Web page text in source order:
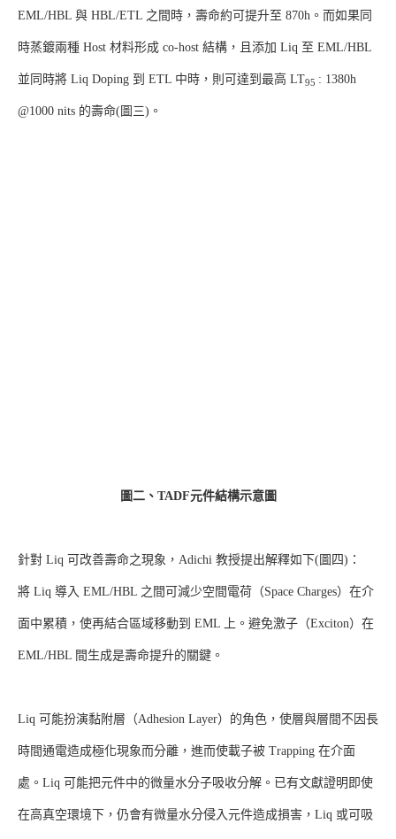
EML/HBL 與 HBL/ETL 之間時，壽命約可提升至 870h。而如果同
時蒸鍍兩種 Host 材料形成 co-host 結構，且添加 Liq 至 EML/HBL
並同時將 Liq Doping 到 ETL 中時，則可達到最高 LT95 : 1380h
@1000 nits 的壽命(圖三)。
圖二、TADF元件結構示意圖
針對 Liq 可改善壽命之現象，Adichi 教授提出解釋如下(圖四)：
將 Liq 導入 EML/HBL 之間可減少空間電荷（Space Charges）在介
面中累積，使再結合區域移動到 EML 上。避免激子（Exciton）在
EML/HBL 間生成是壽命提升的關鍵。
Liq 可能扮演黏附層（Adhesion Layer）的角色，使層與層間不因長
時間通電造成極化現象而分離，進而使載子被 Trapping 在介面
處。Liq 可能把元件中的微量水分子吸收分解。已有文獻證明即使
在高真空環境下，仍會有微量水分侵入元件造成損害，Liq 或可吸